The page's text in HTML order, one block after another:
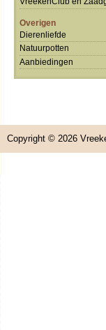
Overigen
Dierenliefde
Natuurpotten
Aanbiedingen
Copyright © 2026